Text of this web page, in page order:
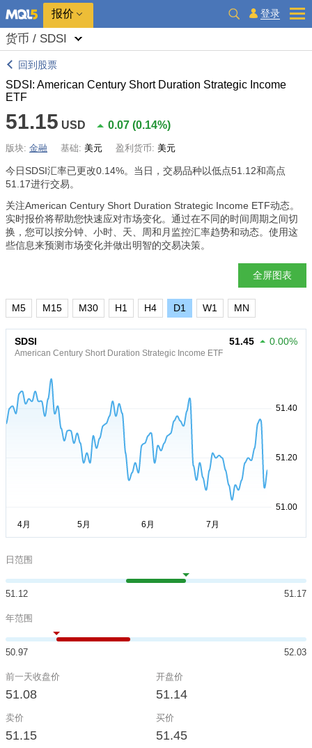
报价 登录
货币 / SDSI
回到股票
SDSI: American Century Short Duration Strategic Income
ETF
51.15 USD 0.07 (0.14%)
版块: 金融 基础: 美元 盈利货币: 美元
今日SDSI汇率已更改0.14%。当日，交易品种以低点51.12和高点
51.17进行交易。
关注American Century Short Duration Strategic Income ETF动态。
实时报价将帮助您快速应对市场变化。通过在不同的时间周期之间切
换，您可以按分钟、小时、天、周和月监控汇率趋势和动态。使用这
些信息来预测市场变化并做出明智的交易决策。
全屏图表
M5 M15 M30 H1 H4 D1 W1 MN
SDSI
American Century Short Duration Strategic Income ETF
51.45 0.00%
日范围
51.12 51.17
年范围
50.97 52.03
前一天收盘价
51.08
开盘价
51.14
卖价
51.15
买价
51.45